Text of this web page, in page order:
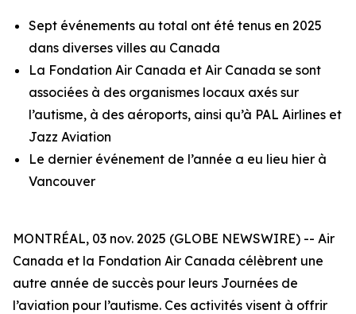
Sept événements au total ont été tenus en 2025
dans diverses villes au Canada
La Fondation Air Canada et Air Canada se sont
associées à des organismes locaux axés sur
l’autisme, à des aéroports, ainsi qu’à PAL Airlines et
Jazz Aviation
Le dernier événement de l’année a eu lieu hier à
Vancouver
MONTRÉAL, 03 nov. 2025 (GLOBE NEWSWIRE) -- Air
Canada et la Fondation Air Canada célèbrent une
autre année de succès pour leurs Journées de
l’aviation pour l’autisme. Ces activités visent à offrir